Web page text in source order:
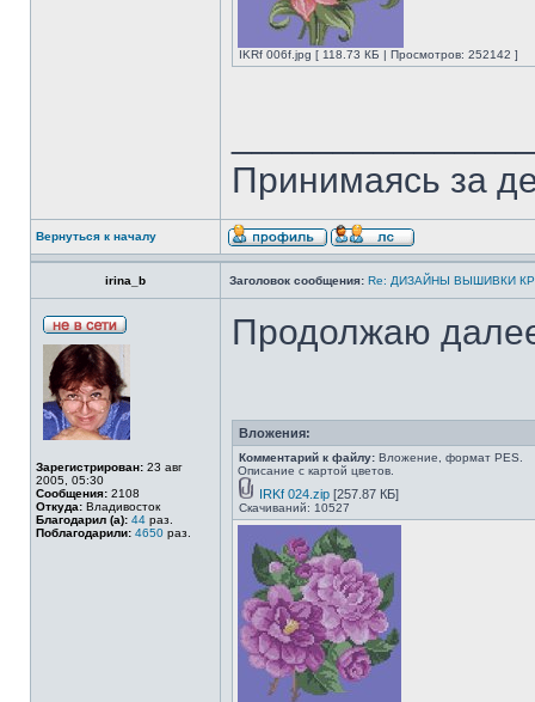
IKRf 006f.jpg [ 118.73 КБ | Просмотров: 252142 ]
Принимаясь за
Вернуться к началу
irina_b Заголовок сообщения: Re: ДИЗАЙНЫ ВЫШИВКИ
Зарегистрирован: 23 авг
2005, 05:30
Сообщения: 2108
Откуда: Владивосток
Благодарил (а): 44 раз.
Поблагодарили: 4650 раз.
Продолжаю
Вложения:
Комментарий к файлу: Вложение, формат PES.
Описание с картой цветов.
IRKf 024.zip [257.87 КБ]
Скачиваний: 10527